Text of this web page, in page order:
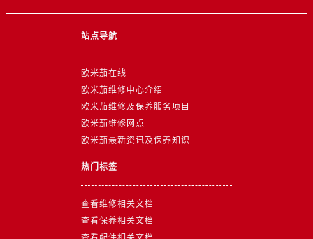
浙江省丽水市莲都区解放街售后服务中心（需提前预约）
站点导航
欧米茄在线
欧米茄维修中心介绍
欧米茄维修及保养服务项目
欧米茄维修网点
欧米茄最新资讯及保养知识
热门标签
查看维修相关文档
查看保养相关文档